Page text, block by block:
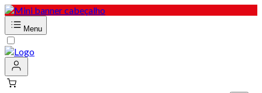
Menu